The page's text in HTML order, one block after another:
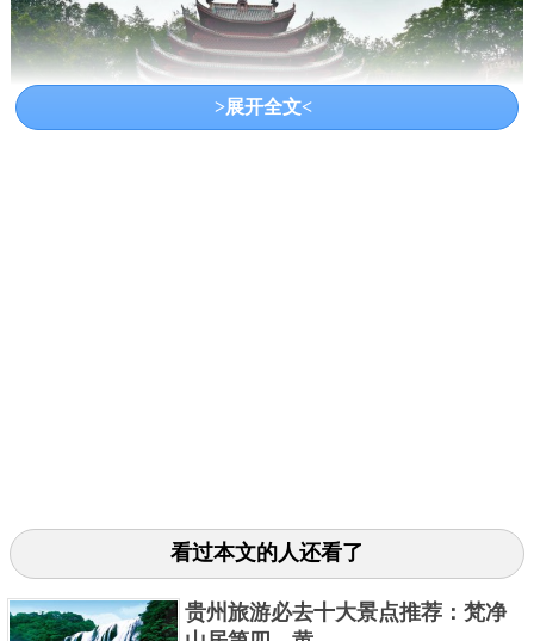
1 2 3 下一页
>展开全文<
看过本文的人还看了
贵州旅游必去十大景点推荐：梵净